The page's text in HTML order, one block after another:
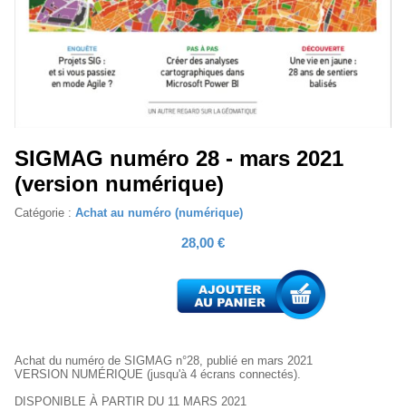
SIGMAG numéro 28 - mars 2021
(version numérique)
Catégorie : Achat au numéro (numérique)
28,00 €
Achat du numéro de SIGMAG n°28, publié en mars 2021
VERSION NUMÉRIQUE (jusqu'à 4 écrans connectés).
DISPONIBLE À PARTIR DU 11 MARS 2021